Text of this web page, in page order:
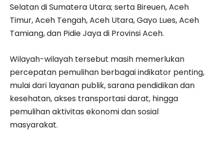
Selatan di Sumatera Utara; serta Bireuen, Aceh
Timur, Aceh Tengah, Aceh Utara, Gayo Lues, Aceh
Tamiang, dan Pidie Jaya di Provinsi Aceh.
Wilayah-wilayah tersebut masih memerlukan
percepatan pemulihan berbagai indikator penting,
mulai dari layanan publik, sarana pendidikan dan
kesehatan, akses transportasi darat, hingga
pemulihan aktivitas ekonomi dan sosial
masyarakat.